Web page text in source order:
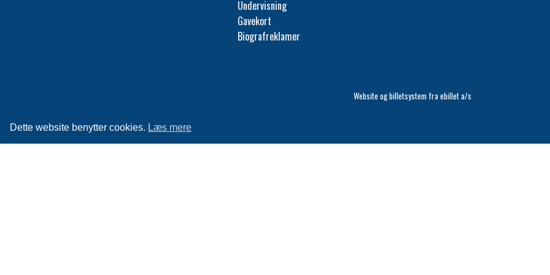
Dette website benytter cookies. Læs mere
Undervisning
Gavekort
Biografreklamer
Website og billetsystem fra ebillet a/s